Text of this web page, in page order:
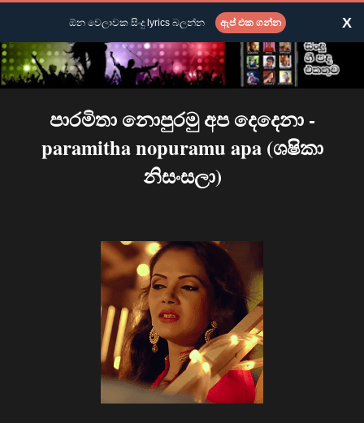
පාරමිතා නොපුරමු අප දෙදෙනා -
paramitha nopuramu apa (ශෂිකා
නිසංසලා)
ඕන වෙලාවක සිංදු lyrics බලන්න ඇප් එක ගන්න X